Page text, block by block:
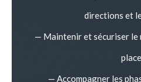
directions et
— Maintenir et sécuriser le
place
— Accompagner les